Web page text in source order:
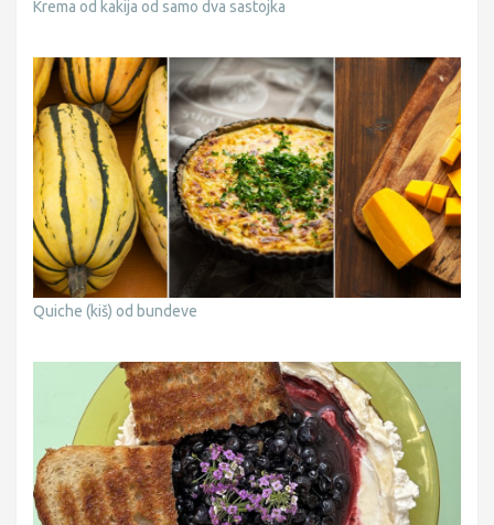
Krema od kakija od samo dva sastojka
Quiche (kiš) od bundeve